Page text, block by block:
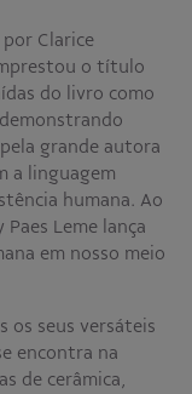
Clarice
o título
do livro como
grande autora
a linguagem
humana. Ao
Leme lança
em nosso meio
os seus versáteis
encontra na
de cerâmica,